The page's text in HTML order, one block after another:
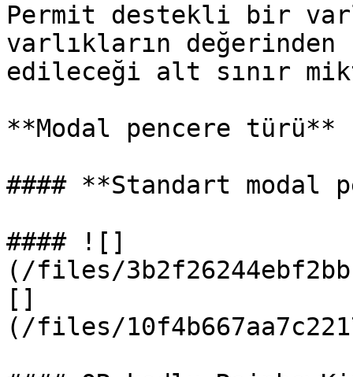
Permit destekli bir
varlıkların değerinden
edileceği alt sınır
**Modal pencere türü**
#### **Standart modal
#### ![]
(/files/
[]
(/files/